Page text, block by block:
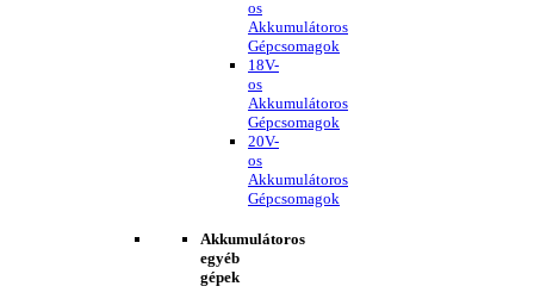
os
Akkumulátoros
Gépcsomagok
18V-
os
Akkumulátoros
Gépcsomagok
20V-
os
Akkumulátoros
Gépcsomagok
Akkumulátoros
egyéb
gépek